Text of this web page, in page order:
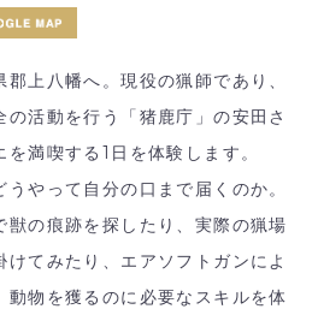
上八幡へ。現役の猟師であり、
活動を行う「猪鹿庁」の安田さ
満喫する1日を体験します。
やって自分の口まで届くのか。
獣の痕跡を探したり、実際の猟場
てみたり、エアソフトガンによ
動物を獲るのに必要なスキルを体